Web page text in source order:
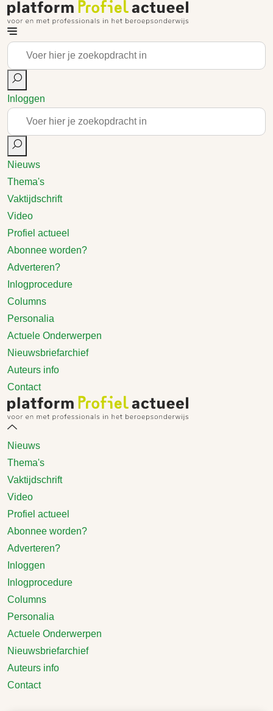
Inloggen
Nieuws
Thema's
Vaktijdschrift
Video
Profiel actueel
Abonnee worden?
Adverteren?
Inlogprocedure
Columns
Personalia
Actuele Onderwerpen
Nieuwsbriefarchief
Auteurs info
Contact
Nieuws
Thema's
Vaktijdschrift
Video
Profiel actueel
Abonnee worden?
Adverteren?
Inloggen
Inlogprocedure
Columns
Personalia
Actuele Onderwerpen
Nieuwsbriefarchief
Auteurs info
Contact